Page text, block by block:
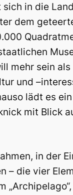
in die
dem
mehr sein
und
lädt es
mit Blick
in der
die vier